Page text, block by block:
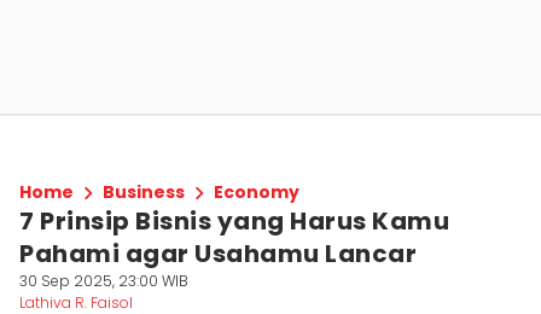
Home Business Economy
7 Prinsip Bisnis yang Harus Kamu
Pahami agar Usahamu Lancar
30 Sep 2025, 23:00 WIB
Lathiva R. Faisol